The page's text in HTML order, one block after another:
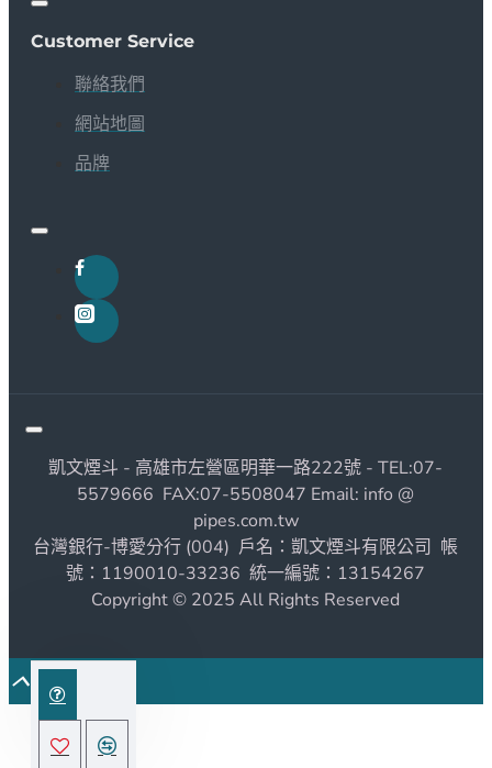
Customer Service
聯絡我們
網站地圖
品牌
凱文煙斗 - 高雄市左營區明華一路222號 - TEL:07-
5579666 FAX:07-5508047 Email: info @
pipes.com.tw
台灣銀行-博愛分行 (004) 戶名：凱文煙斗有限公司 帳
號：1190010-33236 統一編號：13154267
Copyright © 2025 All Rights Reserved